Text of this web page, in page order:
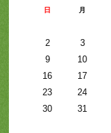
日 月
2
3
9
10
16
17
23
24
30
31